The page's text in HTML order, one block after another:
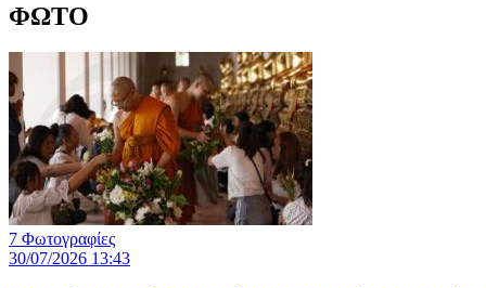
ΦΩΤΟ
7 Φωτογραφίες
30/07/2026 13:43